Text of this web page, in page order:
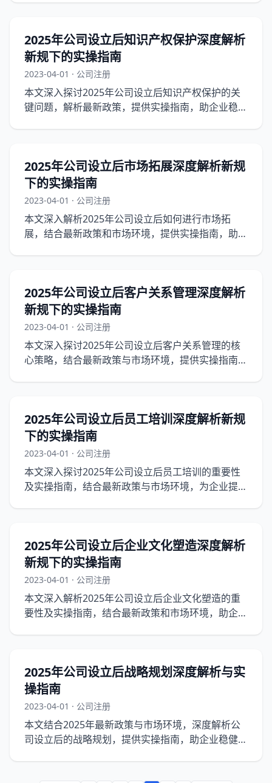
2025年公司设立后知识产权保护深度解析
新规下的实操指南
2023-04-01 · 公司注册
本文深入探讨2025年公司设立后知识产权保护的关
键问题，解析最新政策，提供实操指南，助企业稳固
2025年公司设立后市场拓展深度解析新规
下的实操指南
2023-04-01 · 公司注册
本文深入解析2025年公司设立后如何进行市场拓
展，结合最新政策和市场环境，提供实操指南，助企
2025年公司设立后客户关系管理深度解析
新规下的实操指南
2023-04-01 · 公司注册
本文深入探讨2025年公司设立后客户关系管理的核
心策略，结合最新政策与市场环境，提供实操指南，
2025年公司设立后员工培训深度解析新规
下的实操指南
2023-04-01 · 公司注册
本文深入探讨2025年公司设立后员工培训的重要性
及实操指南，结合最新政策与市场环境，为企业提供
2025年公司设立后企业文化塑造深度解析
新规下的实操指南
2023-04-01 · 公司注册
本文深入解析2025年公司设立后企业文化塑造的重
要性及实操指南，结合最新政策和市场环境，助企业
2025年公司设立后战略规划深度解析与实
操指南
2023-04-01 · 公司注册
本文结合2025年最新政策与市场环境，深度解析公
司设立后的战略规划，提供实操指南，助企业稳健发